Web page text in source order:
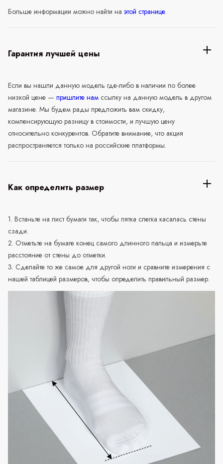
Больше информации можно найти на этой странице.
Гарантия лучшей цены
Если вы нашли данную модель где-либо в наличии по более
низкой цене — пришлите нам ссылку на данную модель в другом
магазине. Мы будем рады предложить вам скидку,
компенсирующую разницу в стоимости, и лучшую цену
относительно конкурентов. Обратите внимание, что акция
распространяется только на российские платформы.
Как определить размер
1. Встаньте на лист бумаги так, чтобы пятка слегка касалась стены
сзади.
2. Отметьте на бумаге конец самого длинного пальца и измерьте
расстояние от стены до отметки.
3. Сделайте то же самое для другой ноги и сравните измерения с
нашей таблицей размеров, чтобы определить правильный размер.